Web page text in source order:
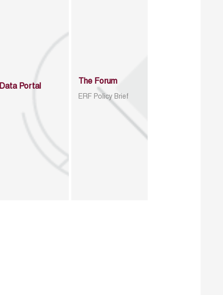
Data Portal
The Forum
ERF Policy Brief